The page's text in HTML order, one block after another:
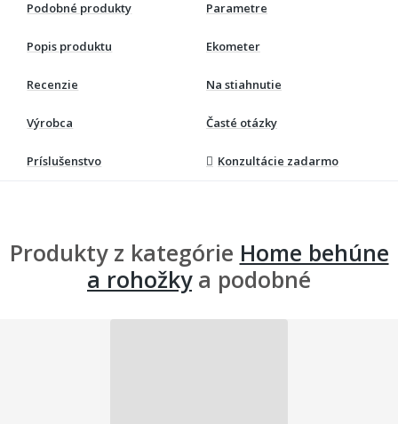
Podobné produkty Parametre
Popis produktu Ekometer
Recenzie Na stiahnutie
Výrobca Časté otázky
Príslušenstvo Konzultácie zadarmo
Produkty z kategórie Home behúne
a rohožkya podobné